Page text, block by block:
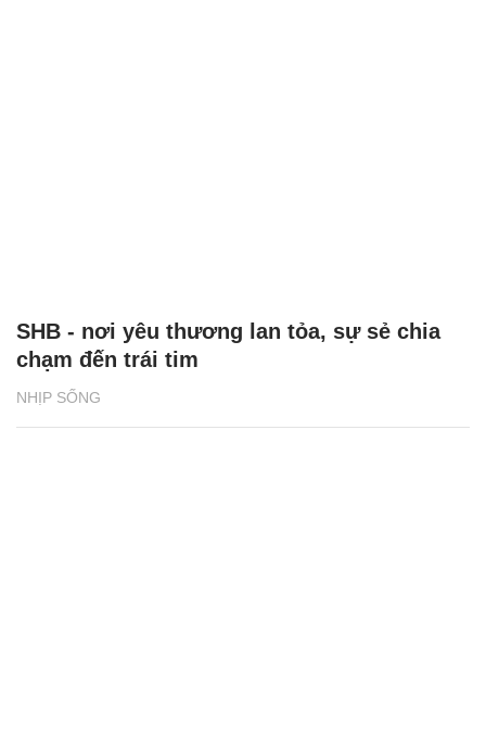
NHỊP SỐNG
SHB - nơi yêu thương lan tỏa, sự sẻ chia
chạm đến trái tim